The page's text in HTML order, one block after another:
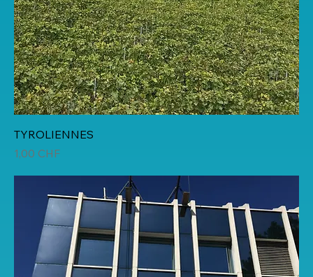
TYROLIENNES
Prix
1,00 CHF